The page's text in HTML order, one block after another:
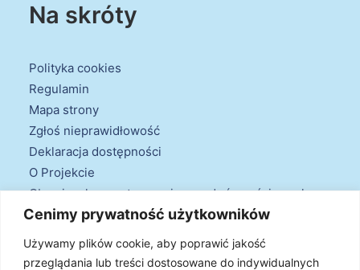
Cenimy prywatność użytkowników
Używamy plików cookie, aby poprawić jakość
przeglądania lub treści dostosowane do indywidualnych
Na skróty
Polityka cookies
Regulamin
Mapa strony
Zgłoś nieprawidłowość
Deklaracja dostępności
O Projekcie
Obowiązek przestrzegania zasad równościowych
oraz warunków podstawowych
Klauzule informacyjne